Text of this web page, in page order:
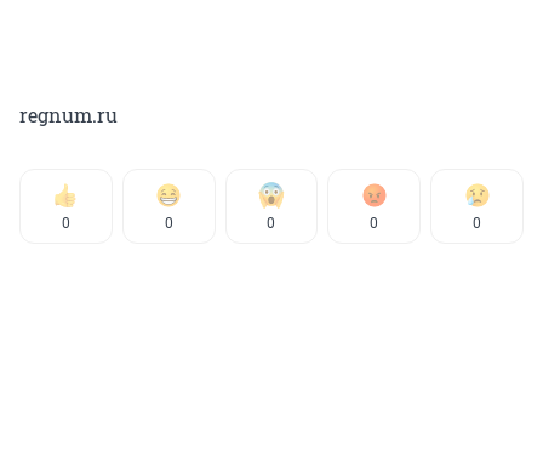
regnum.ru
0 0 0 0 0